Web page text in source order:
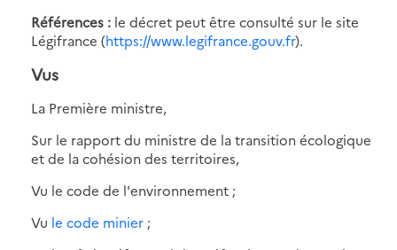
Références : le décret peut être consulté sur le site
Légifrance (https://www.legifrance.gouv.fr).
Vus
La Première ministre,
Sur le rapport du ministre de la transition écologique
et de la cohésion des territoires,
Vu le code de l'environnement ;
Vu le code minier ;